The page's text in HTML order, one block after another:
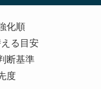
化順
る目安
断基準
度